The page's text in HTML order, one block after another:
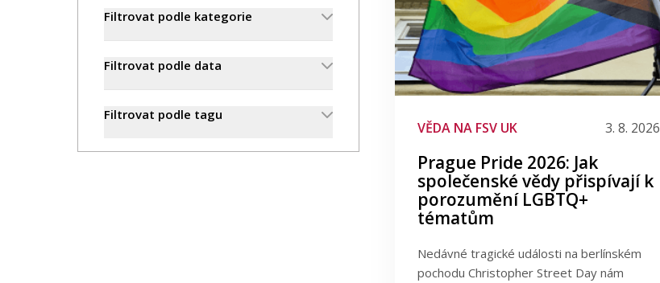
VĚDA NA FSV UK 3. 8. 2026
Prague Pride 2026: Jak
společenské vědy přispívají k
porozumění LGBTQ+
tématům
Nedávné tragické události na berlínském
pochodu Christopher Street Day nám
Filtrovat podle kategorie
Filtrovat podle data
Filtrovat podle tagu